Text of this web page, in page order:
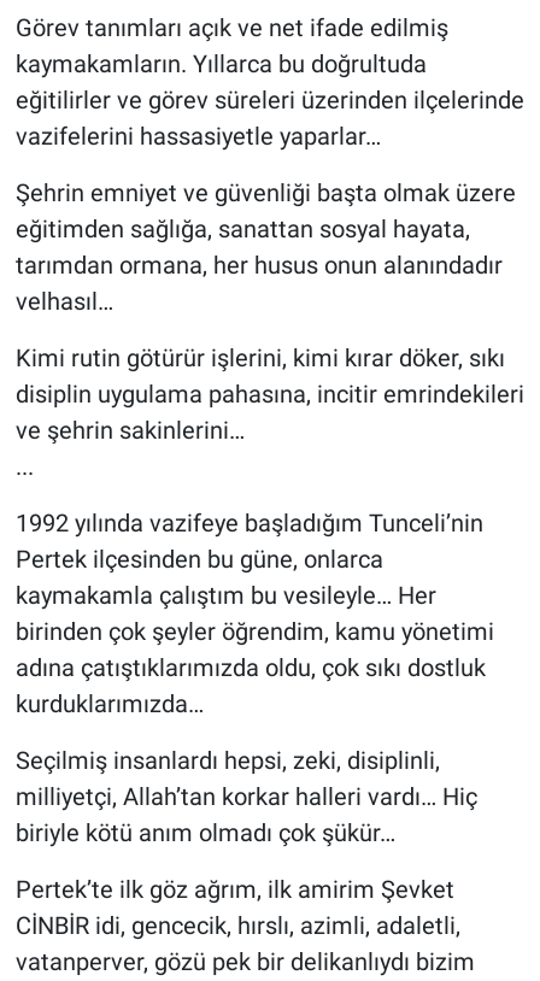
Görev tanımları açık ve net ifade edilmiş
kaymakamların. Yıllarca bu doğrultuda
eğitilirler ve görev süreleri üzerinden ilçelerinde
vazifelerini hassasiyetle yaparlar…
Şehrin emniyet ve güvenliği başta olmak üzere
eğitimden sağlığa, sanattan sosyal hayata,
tarımdan ormana, her husus onun alanındadır
velhasıl…
Kimi rutin götürür işlerini, kimi kırar döker, sıkı
disiplin uygulama pahasına, incitir emrindekileri
ve şehrin sakinlerini…
...
1992 yılında vazifeye başladığım Tunceli’nin
Pertek ilçesinden bu güne, onlarca
kaymakamla çalıştım bu vesileyle… Her
birinden çok şeyler öğrendim, kamu yönetimi
adına çatıştıklarımızda oldu, çok sıkı dostluk
kurduklarımızda…
Seçilmiş insanlardı hepsi, zeki, disiplinli,
milliyetçi, Allah’tan korkar halleri vardı… Hiç
biriyle kötü anım olmadı çok şükür…
Pertek’te ilk göz ağrım, ilk amirim Şevket
CİNBİR idi, gencecik, hırslı, azimli, adaletli,
vatanperver, gözü pek bir delikanlıydı bizim